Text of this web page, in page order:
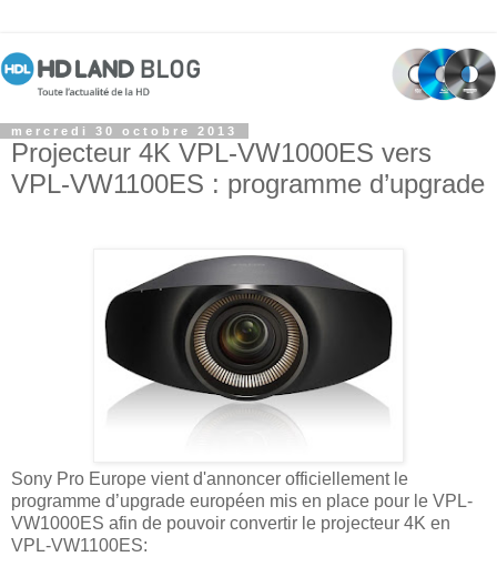
mercredi 30 octobre 2013
Projecteur 4K VPL-VW1000ES vers
VPL-VW1100ES : programme d’upgrade
Sony Pro Europe vient d'annoncer officiellement le
programme d’upgrade européen mis en place pour le VPL-
VW1000ES afin de pouvoir convertir le projecteur 4K en
VPL-VW1100ES: